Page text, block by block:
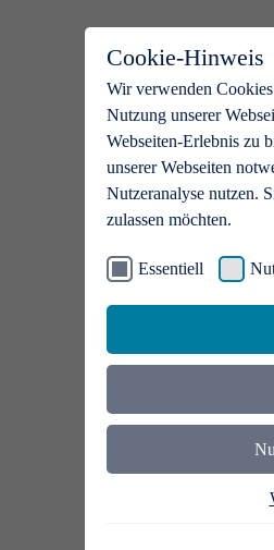
Cookie-Hinweis
Wir verwenden
Nutzung unserer
Webseiten-Erlebnis zu
unserer Webseiten
Nutzeranalyse nutzen.
zulassen möchten.
Essentiell